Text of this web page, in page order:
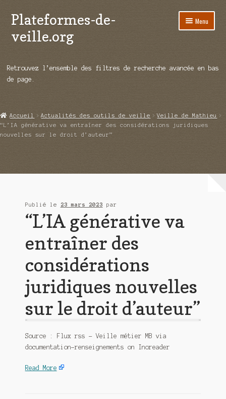
Aller
à
la
Aller
au
contenu
Plateformes-de-
veille.org
Menu
Répertoire d’ouitils
Démos vidéos
Ouvrir
Qui sommes-nous ?
Retrouvez l’ensemble des filtres de recherche avancée en bas
de page.
Accueil Actualités des outils de veille
Veille de Mathieu
“L’IA générative va entraîner des considérations juridiques
nouvelles sur le droit d’auteur”
Publié le 23 mars 2023 par
“L’IA générative va
entraîner des
considérations
juridiques nouvelles
sur le droit d’auteur”
Source : Flux rss – Veille métier MB via
documentation-renseignements on Inoreader
Read More